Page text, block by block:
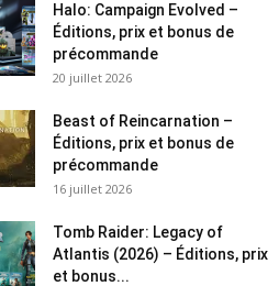
Halo: Campaign Evolved –
Éditions, prix et bonus de
précommande
20 juillet 2026
Beast of Reincarnation –
Éditions, prix et bonus de
précommande
16 juillet 2026
Tomb Raider: Legacy of
Atlantis (2026) – Éditions, prix
et bonus...